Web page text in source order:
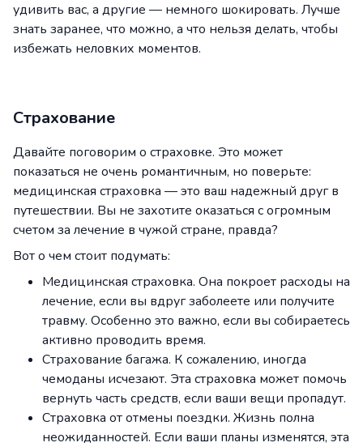
удивить вас, а другие — немного шокировать. Лучше
знать заранее, что можно, а что нельзя делать, чтобы
избежать неловких моментов.
Страхование
Давайте поговорим о страховке. Это может
показаться не очень романтичным, но поверьте:
медицинская страховка — это ваш надежный друг в
путешествии. Вы не захотите оказаться с огромным
счетом за лечение в чужой стране, правда?
Вот о чем стоит подумать:
Медицинская страховка. Она покроет расходы на
лечение, если вы вдруг заболеете или получите
травму. Особенно это важно, если вы собираетесь
активно проводить время.
Страхование багажа. К сожалению, иногда
чемоданы исчезают. Эта страховка может помочь
вернуть часть средств, если ваши вещи пропадут.
Страховка от отмены поездки. Жизнь полна
неожиданностей. Если ваши планы изменятся, эта